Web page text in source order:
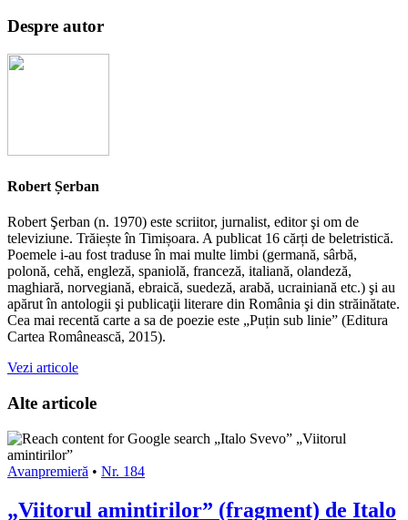
Despre autor
Robert Șerban
Robert Şerban (n. 1970) este scriitor, jurnalist, editor şi om de
televiziune. Trăiește în Timișoara. A publicat 16 cărți de beletristică.
Poemele i-au fost traduse în mai multe limbi (germană, sârbă,
polonă, cehă, engleză, spaniolă, franceză, italiană, olandeză,
maghiară, norvegiană, ebraică, suedeză, arabă, ucrainiană etc.) şi au
apărut în antologii şi publicaţii literare din România şi din străinătate.
Cea mai recentă carte a sa de poezie este „Puțin sub linie” (Editura
Cartea Românească, 2015).
Vezi articole
Alte articole
Avanpremieră • Nr. 184
„Viitorul amintirilor” (fragment) de Italo